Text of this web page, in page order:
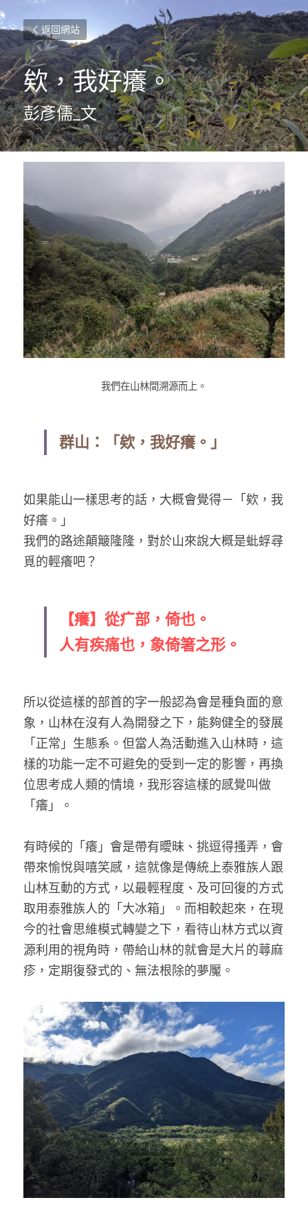
返回網站
欸，我好癢。
彭彥儒_文
我們在山林間溯源而上。
群山：「欸，我好癢。​」
如果能山一樣思考的話，大概會覺得－「欸，我
好癢。」
我們的路途顛簸隆隆，對於山來說大概是蚍蜉尋
覓的輕癢吧？
【癢】從疒部，倚也。
人有疾痛也，象倚箸之形。
所以從這樣的部首的字一般認為會是種負面的意
象，山林在沒有人為開發之下，能夠健全的發展
「正常」生態系。但當人為活動進入山林時，這
樣的功能一定不可避免的受到一定的影響，再換
位思考成人類的情境，我形容這樣的感覺叫做
「癢」。
有時候的「癢」會是帶有曖昧、挑逗得搔弄，會
帶來愉悅與嘻笑感，這就像是傳統上泰雅族人跟
山林互動的方式，以最輕程度、及可回復的方式
取用泰雅族人的「大冰箱」。而相較起來，在現
今的社會思維模式轉變之下，看待山林方式以資
源利用的視角時，帶給山林的就會是大片的蕁麻
疹，定期復發式的、無法根除的夢魘。